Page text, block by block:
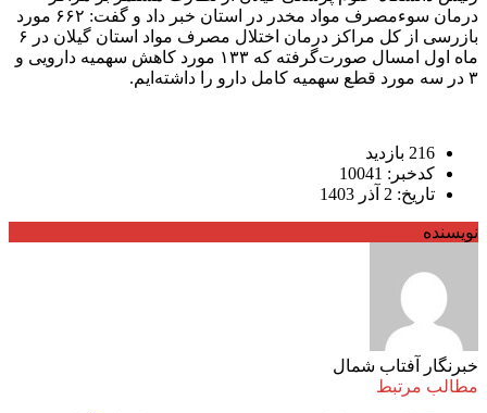
درمان سوءمصرف مواد مخدر در استان خبر داد و گفت: ۶۶۲ مورد
بازرسی از کل مراکز درمان اختلال مصرف مواد استان گیلان در ۶
ماه اول امسال صورت‌گرفته که ۱۳۳ مورد کاهش سهمیه دارویی و
۳ در سه مورد قطع سهمیه کامل دارو را داشته‌ایم.
216 بازدید
کدخبر: 10041
تاریخ: 2 آذر 1403
نویسنده
خبرنگار آفتاب شمال
مطالب مرتبط